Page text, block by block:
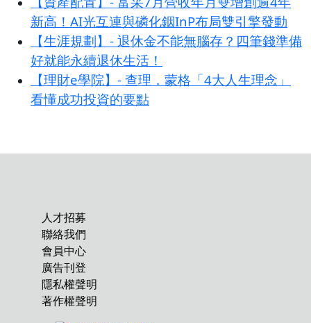
新高！AI光互連與磷化銦InP布局雙引擎發動
【生涯規劃】- 退休金不能無腦存？四筆錢準備
好就能永續退休生活！
【理財e學院】- 查理．蒙格「4大人生理念」
看懂成功投資的要點
人才招募
聯絡我們
會員中心
廣告刊登
隱私權聲明
著作權聲明